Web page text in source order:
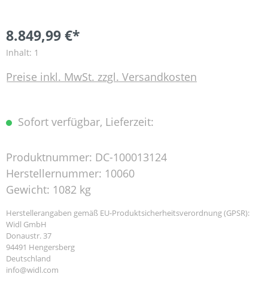
8.849,99 €*
Inhalt: 1
Preise inkl. MwSt. zzgl. Versandkosten
Sofort verfügbar, Lieferzeit:
Produktnummer: DC-100013124
Herstellernummer: 10060
Gewicht: 1082 kg
Herstellerangaben gemäß EU-Produktsicherheitsverordnung (GPSR):
Widl GmbH
Donaustr. 37
94491 Hengersberg
Deutschland
info@widl.com